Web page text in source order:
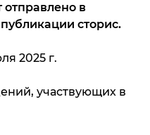
в
сторис.
2025 г.
участвующих в